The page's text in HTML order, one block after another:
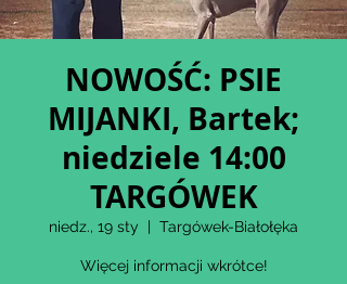
NOWOŚĆ: PSIE
MIJANKI, Bartek;
niedziele 14:00
TARGÓWEK
niedz., 19 sty
  |
Targówek-Białołęka
Więcej informacji wkrótce!